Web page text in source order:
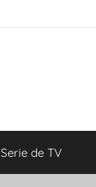
Serie de TV